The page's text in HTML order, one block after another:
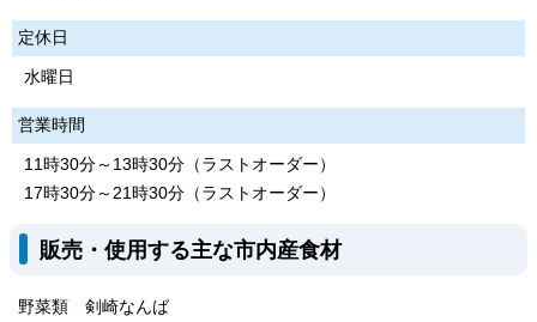
定休日
水曜日
営業時間
11時30分～13時30分（ラストオーダー）
17時30分～21時30分（ラストオーダー）
販売・使用する主な市内産食材
野菜類 剣崎なんば